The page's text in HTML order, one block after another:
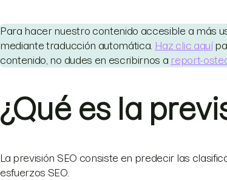
Para hacer nuestro contenido accesible a más
mediante traducción automática. Haz clic aquí
contenido, no dudes en escribirnos a report-
¿Qué es la
La previsión SEO consiste en predecir las
esfuerzos SEO.